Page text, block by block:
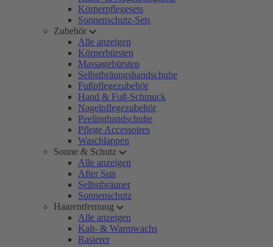
Körperpflegesets
Sonnenschutz-Sets
Zubehör
Alle anzeigen
Körperbürsten
Massagebürsten
Selbstbräungshandschuhe
Fußpflegezubehör
Hand & Fuß-Schmuck
Nagelpflegezubehör
Peelinghandschuhe
Pflege Accessoires
Waschlappen
Sonne & Schutz
Alle anzeigen
After Sun
Selbstbräuner
Sonnenschutz
Haarentfernung
Alle anzeigen
Kalt- & Warmwachs
Rasierer